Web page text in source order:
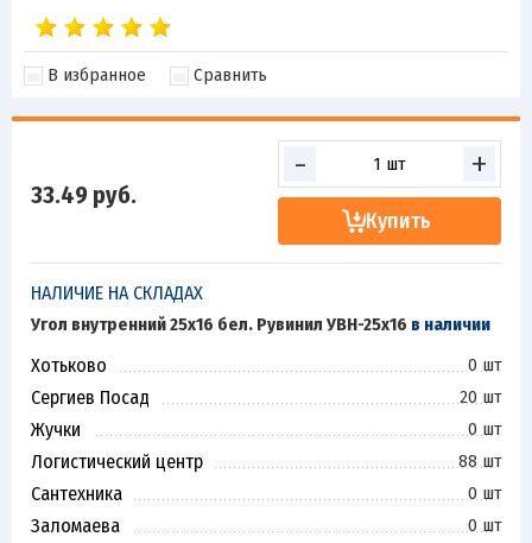
В избранное Сравнить
33.49 руб.
- +
Купить
НАЛИЧИЕ НА СКЛАДАХ
Угол внутренний 25х16 бел. Рувинил УВН-25х16 в наличии
Хотьково 0 шт
Сергиев Посад 20 шт
Жучки 0 шт
Логистический центр 88 шт
Сантехника 0 шт
Заломаева 0 шт